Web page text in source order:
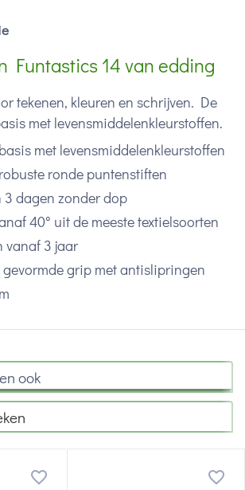
Funtastics 14 van edding
tekenen, kleuren en schrijven. De
met levensmiddelenkleurstoffen.
met levensmiddelenkleurstoffen
ronde puntenstiften
3 dagen zonder dop
40° uit de meeste textielsoorten
vanaf 3 jaar
grip met antislipringen
ook